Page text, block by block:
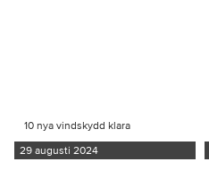
10 nya vindskydd klara
29 augusti 2024